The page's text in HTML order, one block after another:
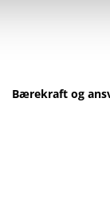
Bærekraft og